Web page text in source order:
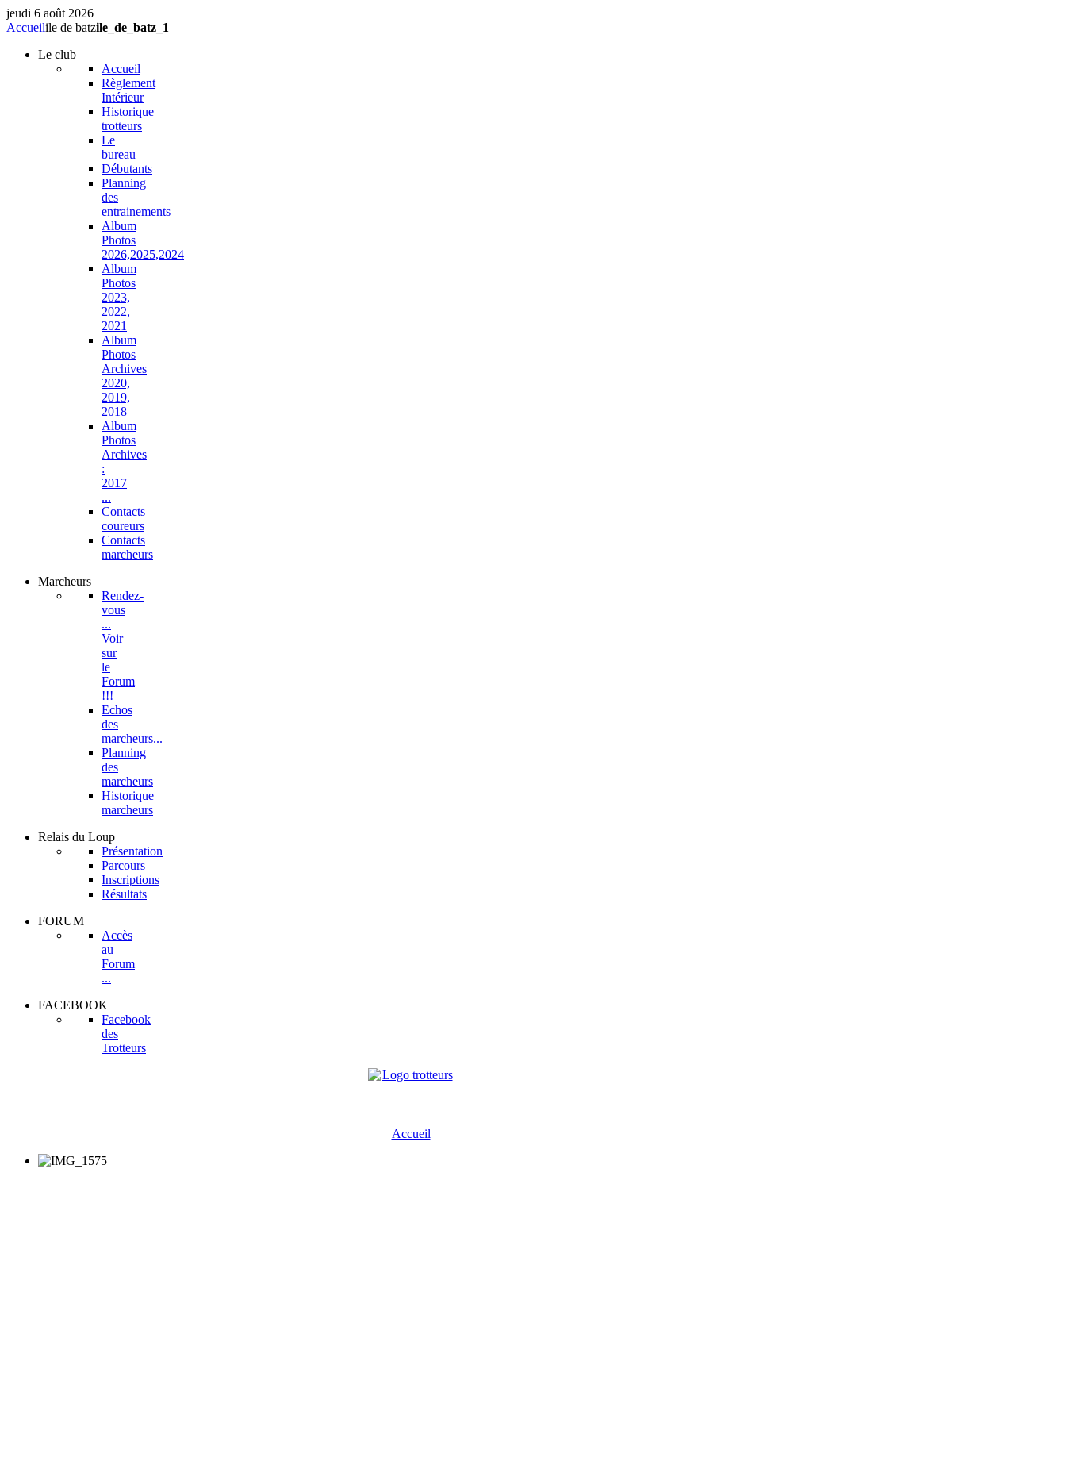
jeudi 6 août 2026
Accueilile de batzile_de_batz_1
Le club
Accueil
Règlement
Intérieur
Historique
trotteurs
Le
bureau
Débutants
Planning
des
entrainements
Album
Photos
2026,2025,2024
Album
Photos
2023,
2022,
2021
Album
Photos
Archives
2020,
2019,
2018
Album
Photos
Archives
:
2017
...
Contacts
coureurs
Contacts
marcheurs
Marcheurs
Rendez-
vous
...
Voir
sur
le
Forum
!!!
Echos
des
marcheurs...
Planning
des
marcheurs
Historique
marcheurs
Relais du Loup
Présentation
Parcours
Inscriptions
Résultats
FORUM
Accès
au
Forum
...
FACEBOOK
Facebook
des
Trotteurs
Accueil